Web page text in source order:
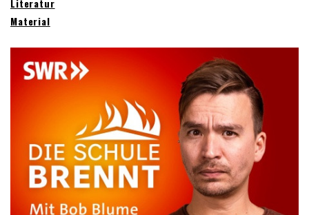
Literatur
Material